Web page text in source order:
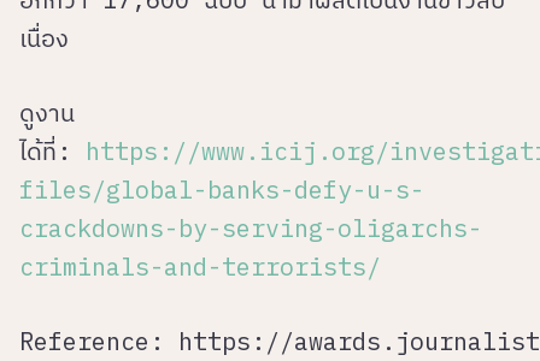
เนื่อง
ดูงาน
ได้ที่: https://www.icij.org/
files/global-banks-defy-u-s-
crackdowns-by-serving-oligarchs-
criminals-and-terrorists/
Reference: https://